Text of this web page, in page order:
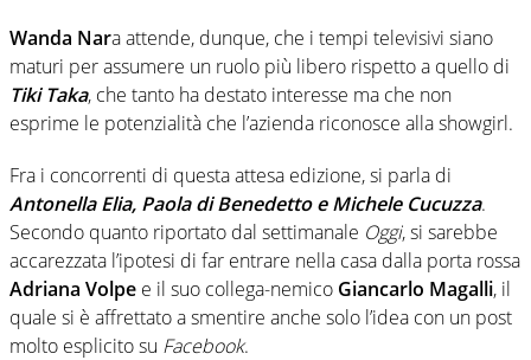
Wanda Nara attende, dunque, che i tempi televisivi siano
maturi per assumere un ruolo più libero rispetto a quello di
Tiki Taka, che tanto ha destato interesse ma che non
esprime le potenzialità che l’azienda riconosce alla showgirl.
Fra i concorrenti di questa attesa edizione, si parla di
Antonella Elia, Paola di Benedetto e Michele Cucuzza.
Secondo quanto riportato dal settimanale Oggi, si sarebbe
accarezzata l’ipotesi di far entrare nella casa dalla porta rossa
Adriana Volpe e il suo collega-nemico Giancarlo Magalli, il
quale si è affrettato a smentire anche solo l’idea con un post
molto esplicito su Facebook.